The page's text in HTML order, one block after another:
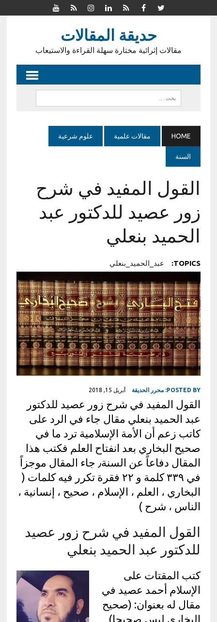
حديقة المقالات
مقالات إثرائية مختارة سهلة القراءة والاستيعاب
HOME مقالات علمية علوم شرعية
السنة
القول المفيد في شرح
زور عصيد للدكتور عبد
الحميد بنعلي
TOPICS: عبد_الحميد_بنعلي
POSTED BY: محرر الحديقة أبريل 15, 2018
القول المفيد في شرح زور عصيد للدكتور
عبد الحميد بنعلي مقال جاء في الرد على
كاتب زعم أن الأمة الإسلامية ترد ما في
صحيح البخاري بعد انفتاح العلم فكتب هذا
المقال دفاعاً عن السنة٫ جاء المقال موجزاً
في ٣٣٩ كلمة و ٢٢ فقرة تكرر فيه كلمات (
البخاري ، العلم ، الإسلام ، صحيح ، إنسانية ،
الناس ، شرح )
القول المفيد في شرح زور عصيد
للدكتور عبد الحميد بنعلي
كتب المقتات على
الإسلام أحمد عصيد في
مقال له بعنوان: (صحيح
البخاري ليس صحيحا)